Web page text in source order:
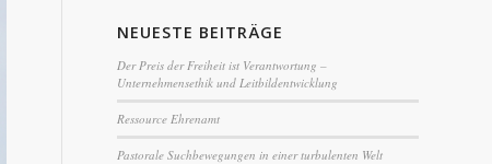
NEUESTE BEITRÄGE
Der Preis der Freiheit ist Verantwortung –
Unternehmensethik und Leitbildentwicklung
Ressource Ehrenamt
Pastorale Suchbewegungen in einer turbulenten Welt